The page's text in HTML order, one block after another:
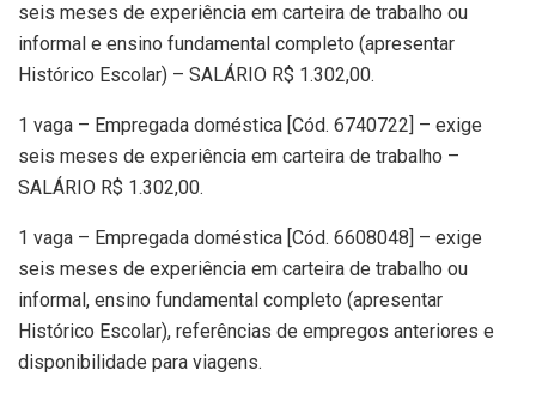
seis meses de experiência em carteira de trabalho ou
informal e ensino fundamental completo (apresentar
Histórico Escolar) – SALÁRIO R$ 1.302,00.
1 vaga – Empregada doméstica [Cód. 6740722] – exige
seis meses de experiência em carteira de trabalho –
SALÁRIO R$ 1.302,00.
1 vaga – Empregada doméstica [Cód. 6608048] – exige
seis meses de experiência em carteira de trabalho ou
informal, ensino fundamental completo (apresentar
Histórico Escolar), referências de empregos anteriores e
disponibilidade para viagens.